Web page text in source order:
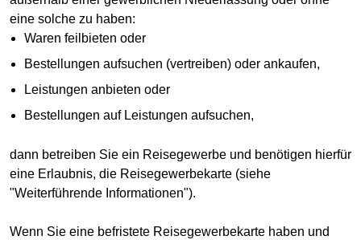
eine solche zu haben:
Waren feilbieten oder
Bestellungen aufsuchen (vertreiben) oder ankaufen,
Leistungen anbieten oder
Bestellungen auf Leistungen aufsuchen,
dann betreiben Sie ein Reisegewerbe und benötigen hierfür
eine Erlaubnis, die Reisegewerbekarte (siehe
"Weiterführende Informationen").
Wenn Sie eine befristete Reisegewerbekarte haben und